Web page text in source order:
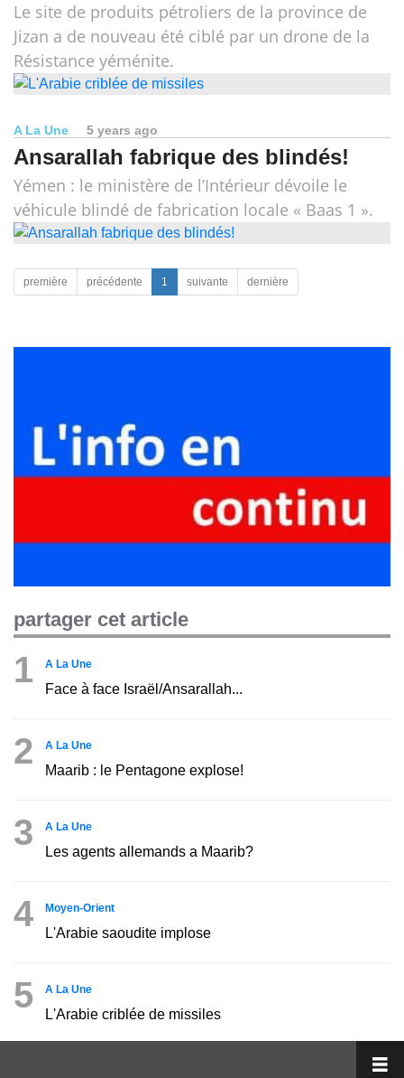
Le site de produits pétroliers de la province de
Jizan a de nouveau été ciblé par un drone de la
Résistance yéménite.
A La Une 5 years ago
Ansarallah fabrique des blindés!
Yémen : le ministère de l’Intérieur dévoile le
véhicule blindé de fabrication locale « Baas 1 ».
première précédente 1 suivante dernière
partager cet article
1 A La Une
Face à face Israël/Ansarallah...
2 A La Une
Maarib : le Pentagone explose!
3 A La Une
Les agents allemands a Maarib?
4 Moyen-Orient
L'Arabie saoudite implose
5 A La Une
L'Arabie criblée de missiles